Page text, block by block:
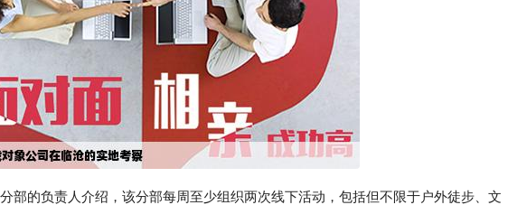
部的负责人介绍，该分部每周至少组织两次线下活动，包括但不限于户外徒步、文